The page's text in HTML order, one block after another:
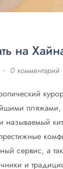
на
0 комментарий
называемый
сервис, а
и